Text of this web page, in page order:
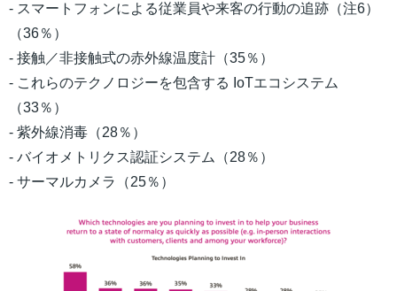
- スマートフォンによる従業員や来客の行動の追跡（注6）
（36％）
- 接触／非接触式の赤外線温度計（35％）
- これらのテクノロジーを包含する IoTエコシステム
（33％）
- 紫外線消毒（28％）
- バイオメトリクス認証システム（28％）
- サーマルカメラ（25％）